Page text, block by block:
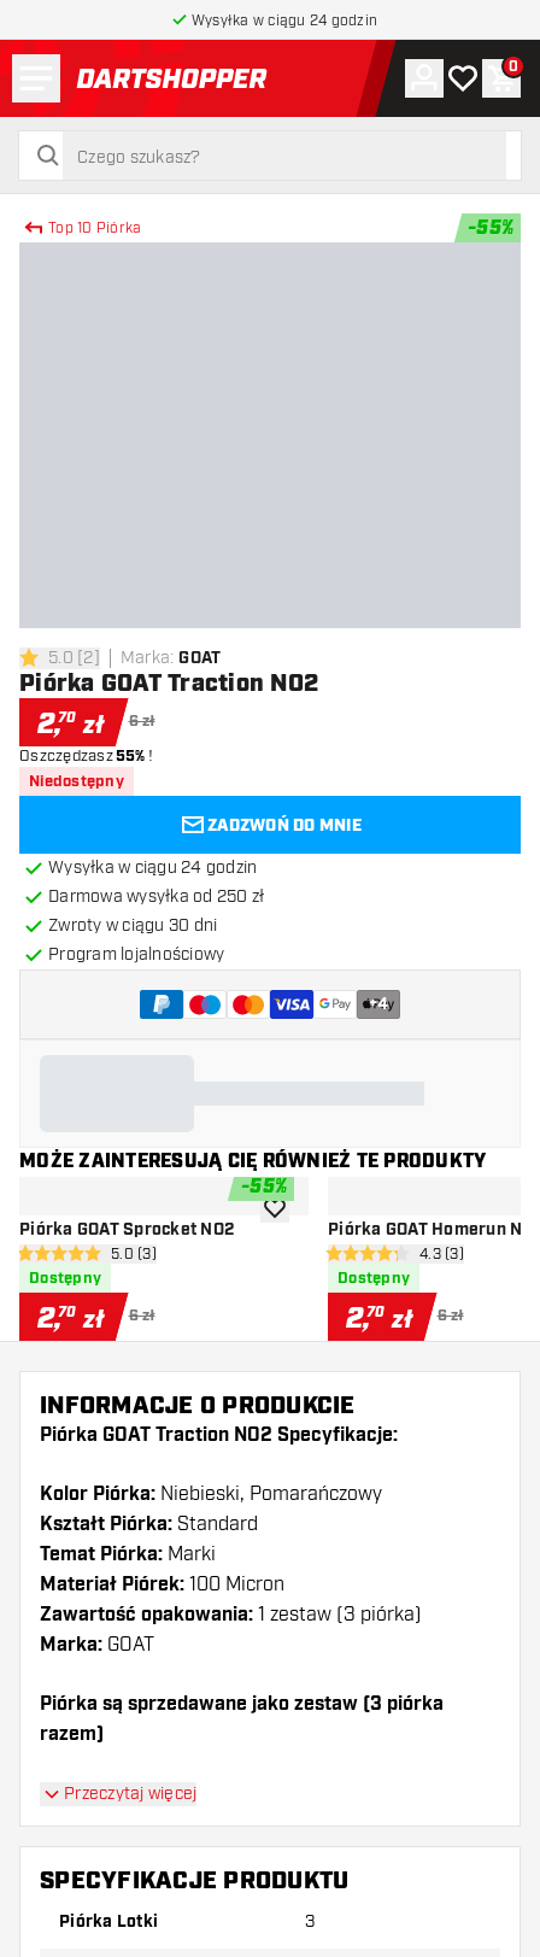
Wysyłka w ciągu 24 godzin
powrót do strony głównej
szukaj
szukaj
Konto
Moja lista
0
Top 10 Piórka -55%
5 gwiazdki oceny
5.0 [2] Marka: GOAT
Piórka GOAT Traction NO2
2,70 zł 6 zł
Oszczędzasz55% !
Niedostępny
ZADZWOŃ DO MNIE
Wysyłka w ciągu 24 godzin
Darmowa wysyłka od 250 zł
Zwroty w ciągu 30 dni
Program lojalnościowy
+4
MOŻE ZAINTERESUJĄ CIĘ RÓWNIEŻ TE PRODUKTY
-55%
Piórka GOAT Sprocket NO2
otwórz panel recenzji
5 gwiazdki oceny5.0 (3)
Dostępny
2,70 zł 6 zł
dodaj do listy życzeń
Piórka GOAT Homerun
otwórz panel
4.3 gwiazdki oceny
4.3 (3)
Dostępny
2,70 zł 6 zł
INFORMACJE O PRODUKCIE
Piórka GOAT Traction NO2 Specyfikacje:
Kolor Piórka: Niebieski, Pomarańczowy
Kształt Piórka: Standard
Temat Piórka: Marki
Materiał Piórek: 100 Micron
Zawartość opakowania: 1 zestaw (3 piórka)
Marka: GOAT
Piórka są sprzedawane jako zestaw (3 piórka
razem)
Dartshopper tip!
Upewnij się, że masz pod ręką dużo piórek i
shaftów. Mogą one zostać uszkodzone lub
Przeczytaj więcej
SPECYFIKACJE PRODUKTU
Piórka Lotki 3